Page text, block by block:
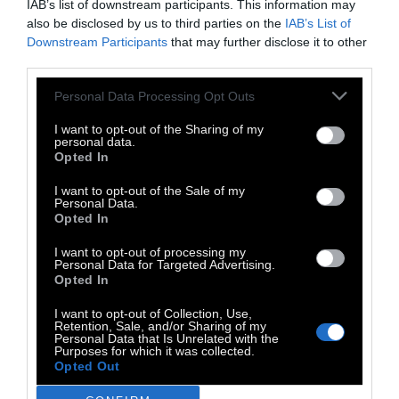
IAB’s list of downstream participants. This information may
also be disclosed by us to third parties on the IAB’s List of
Downstream Participants that may further disclose it to other
Personal Data Processing Opt Outs
I want to opt-out of the Sharing of my
personal data.
Opted In
I want to opt-out of the Sale of my
Personal Data.
Opted In
I want to opt-out of processing my
Personal Data for Targeted Advertising.
Opted In
I want to opt-out of Collection, Use,
Retention, Sale, and/or Sharing of my
Personal Data that Is Unrelated with the
Purposes for which it was collected.
Opted Out
Στο Αφιέρωμα Χιροσίμα Εφιάλτη Μου (80
Χρόνια από την βόμβα) θα παιχτούν οι
Παιδιά της Xιροσίμα» (1952), «Χιροσίμα
Αγάπη μου» (1959) και
το « Hiroshima» (1953), που θα προβληθεί
με δωρεάν είσοδο την Παρασκευή 21/11στις
Studio New Star Art Cinema.
Στο Αφιέρωμα Αναθεωρητικά Γουέστερν
θα προβληθούν το αριστουργηματικό «Η
Κυρία και ο Χαρτοπαίκτης» (1971) του
Ρόμπερτ Αλτμαν, «Η Μεγάλη